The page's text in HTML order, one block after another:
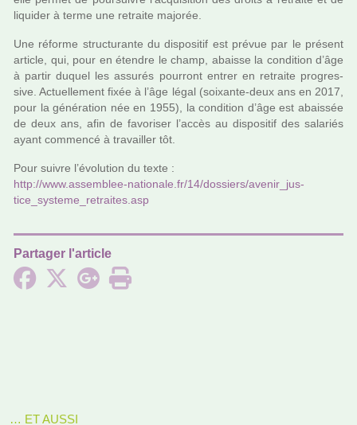
liqui­der à terme une retraite majo­rée.
Une réforme struc­tu­rante du dis­po­si­tif est prévue par le pré­sent
arti­cle, qui, pour en étendre le champ, abaisse la condi­tion d’âge
à partir duquel les assu­rés pour­ront entrer en retraite pro­gres­
sive. Actuellement fixée à l’âge légal (soixante-deux ans en 2017,
pour la géné­ra­tion née en 1955), la condi­tion d’âge est abais­sée
de deux ans, afin de favo­ri­ser l’accès au dis­po­si­tif des sala­riés
ayant com­mencé à tra­vailler tôt.
Pour suivre l’évolution du texte :
http://www.assem­blee-natio­nale.fr/14/dos­siers/avenir_jus­
tice_sys­teme_retrai­tes.asp
Partager l'article
… ET AUSSI